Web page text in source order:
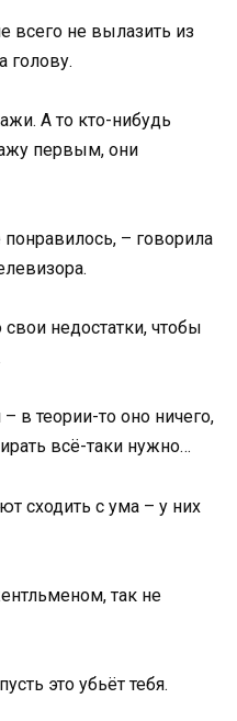
всего не вылазить из
голову.
А то кто-нибудь
первым, они
– говорила
недостатки, чтобы
в теории-то оно ничего,
всё-таки нужно…
сходить с ума – у них
так не
это убьёт тебя.